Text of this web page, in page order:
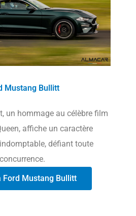
Mustang Bullitt
un hommage au célèbre film
affiche un caractère
défiant toute
concurrence.
Ford Mustang Bullitt